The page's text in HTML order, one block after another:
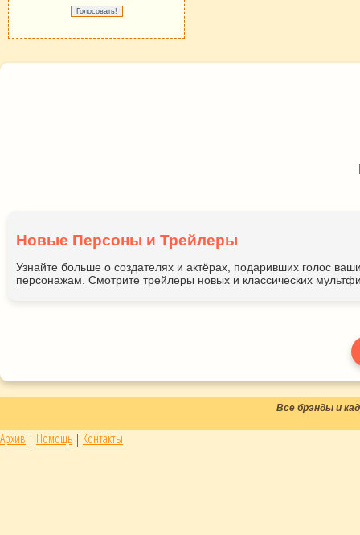
Новые Персоны и Трейлеры
Узнайте больше о создателях и актёрах, подаривших голос
персонажам. Смотрите трейлеры новых и классических
Все брэнды и
Архив | Помощь | Контакты